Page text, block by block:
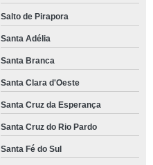
Salto de Pirapora
Santa Adélia
Santa Branca
Santa Clara d'Oeste
Santa Cruz da Esperança
Santa Cruz do Rio Pardo
Santa Fé do Sul